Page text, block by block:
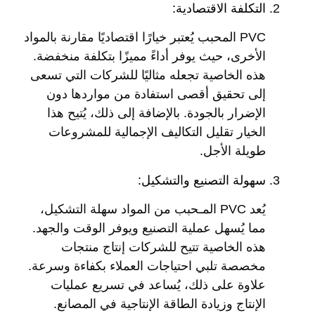
التكلفة الاقتصادية:
PVC المحبب يُعتبر خيارًا اقتصاديًا مقارنة بالمواد
الأخرى، حيث يوفر أداءً مميزًا بتكلفة منخفضة.
هذه الخاصية تجعله مثاليًا للشركات التي تسعى
إلى تحقيق أقصى استفادة من مواردها دون
الإضرار بالجودة. بالإضافة إلى ذلك، يُتيح هذا
الخيار تقليل التكاليف الإجمالية للمشروعات
طويلة الأجل.
سهولة التصنيع والتشكيل:
يُعد PVC المـحبب من المواد سهلة التشكيل،
مما يُسهل عملية التصنيع ويوفر الوقت والجهد.
هذه الخاصية تتيح للشركات إنتاج منتجات
مخصصة تلبي احتياجات العملاء بكفاءة وسرعة.
علاوة على ذلك، يُساعد في تسريع عمليات
الإنتاج وزيادة الطاقة الإنتاجية في المصانع.